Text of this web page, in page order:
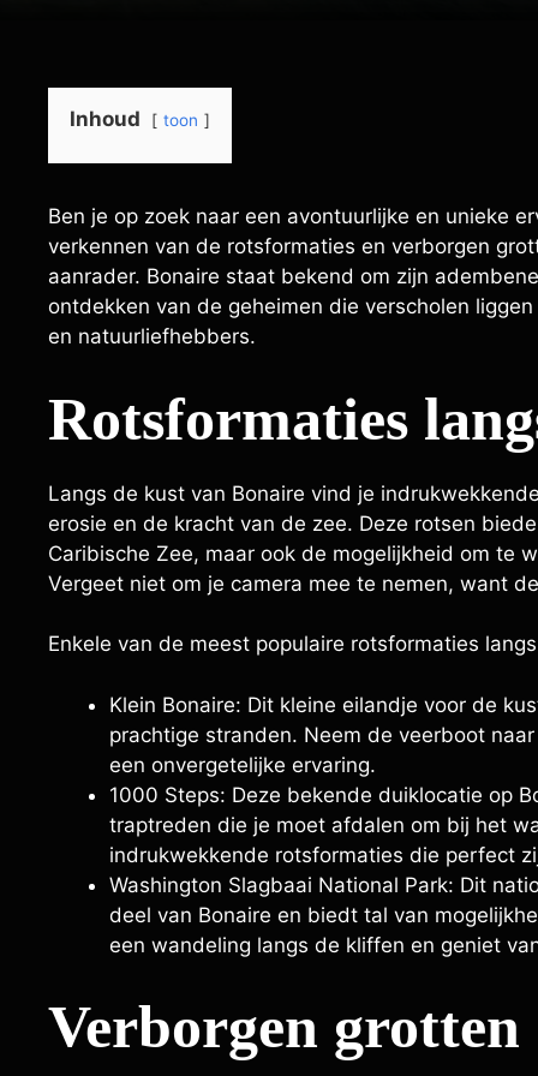
Inhoud toon
Ben je op zoek naar een avontuurlijke en unieke
verkennen van de rotsformaties en verborgen
aanrader. Bonaire staat bekend om zijn
ontdekken van de geheimen die verscholen
en natuurliefhebbers.
Rotsformaties
Langs de kust van Bonaire vind je
erosie en de kracht van de zee. Deze rotsen
Caribische Zee, maar ook de mogelijkheid om te
Vergeet niet om je camera mee te nemen, want
Enkele van de meest populaire rotsformaties
Klein Bonaire: Dit kleine eilandje voor de
prachtige stranden. Neem de veerboot
een onvergetelijke ervaring.
1000 Steps: Deze bekende duiklocatie op
traptreden die je moet afdalen om bij het
indrukwekkende rotsformaties die perfect
Washington Slagbaai National Park: Dit
deel van Bonaire en biedt tal van
een wandeling langs de kliffen en geniet
Verborgen grotten